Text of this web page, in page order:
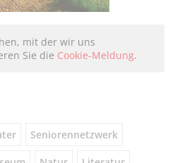
mit der wir uns
Sie die Cookie-Meldung.
Seniorennetzwerk